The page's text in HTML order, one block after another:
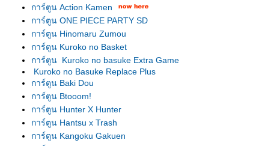
การ์ตูน Action Kamen
การ์ตูน ONE PIECE PARTY SD
การ์ตูน Hinomaru Zumou
การ์ตูน Kuroko no Basket
การ์ตูน Kuroko no basuke Extra Game
Kuroko no Basuke Replace Plus
การ์ตูน Baki Dou
การ์ตูน Btooom!
การ์ตูน Hunter X Hunter
การ์ตูน Hantsu x Trash
การ์ตูน Kangoku Gakuen